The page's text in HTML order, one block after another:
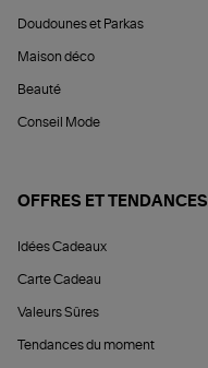
Doudounes et Parkas
Maison déco
Beauté
Conseil Mode
OFFRES ET TENDANCES
Idées Cadeaux
Carte Cadeau
Valeurs Sûres
Tendances du moment